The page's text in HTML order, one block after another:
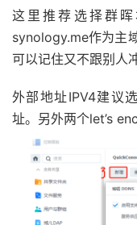
这里推荐选择群
synology.me作为主
可以记住又不跟别人
外部地址IPV4建议
址。另外两个let’s